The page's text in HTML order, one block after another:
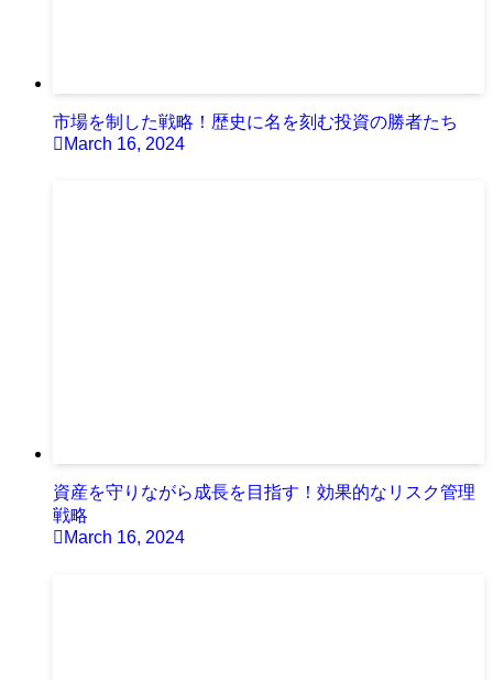
市場を制した戦略！歴史に名を刻む投資の勝者たち
March 16, 2024
資産を守りながら成長を目指す！効果的なリスク管理
戦略
March 16, 2024